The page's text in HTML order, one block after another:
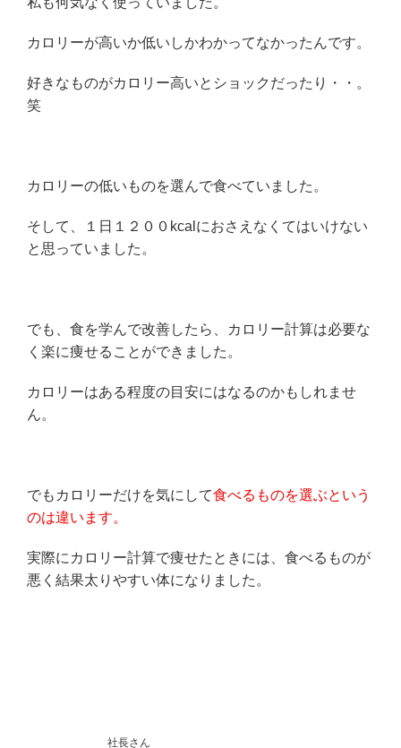
カロリーが高いか低いしかわかってなかったんです。
好きなものがカロリー高いとショックだったり・・。
笑
カロリーの低いものを選んで食べていました。
そして、１日１２００kcalにおさえなくてはいけない
と思っていました。
でも、食を学んで改善したら、カロリー計算は必要な
く楽に痩せることができました。
カロリーはある程度の目安にはなるのかもしれませ
ん。
でもカロリーだけを気にして食べるものを選ぶという
のは違います。
実際にカロリー計算で痩せたときには、食べるものが
悪く結果太りやすい体になりました。
社長さん